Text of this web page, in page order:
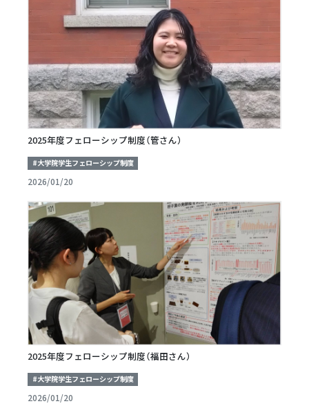
2025年度フェローシップ制度（管さん）
#大学院学生フェローシップ制度
2026/01/20
2025年度フェローシップ制度（福田さん）
#大学院学生フェローシップ制度
2026/01/20